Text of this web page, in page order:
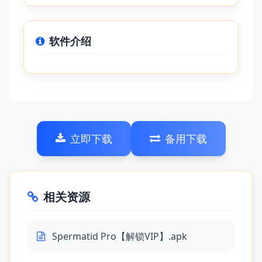
软件介绍
立即下载 备用下载
相关资源
Spermatid Pro【解锁VIP】.apk